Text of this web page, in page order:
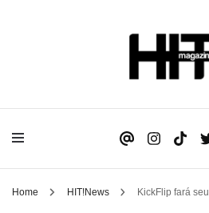
Home HIT!News KickFlip fará